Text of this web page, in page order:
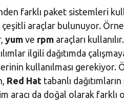
farklı paket sistemleri
çeşitli araçlar bulunuyor.
yum ve rpm araçları
ilgili dağıtımda
kullanılması gerekiyor.
Red Hat tabanlı
aracı da doğal olarak farklı